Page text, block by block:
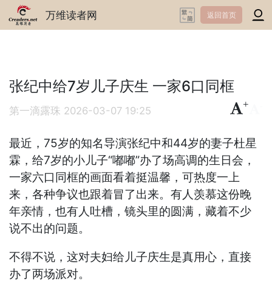
万维读者网 返回首页
张纪中给7岁儿子庆生 一家6口同框
第一滴露珠 2026-03-07 19:25
+
最近，75岁的知名导演张纪中和44岁的妻子杜星
霖，给7岁的小儿子“嘟嘟”办了场高调的生日会，
一家六口同框的画面看着挺温馨，可热度一上
来，各种争议也跟着冒了出来。有人羡慕这份晚
年亲情，也有人吐槽，镜头里的圆满，藏着不少
说不出的问题。
不得不说，这对夫妇给儿子庆生是真用心，直接
办了两场派对。